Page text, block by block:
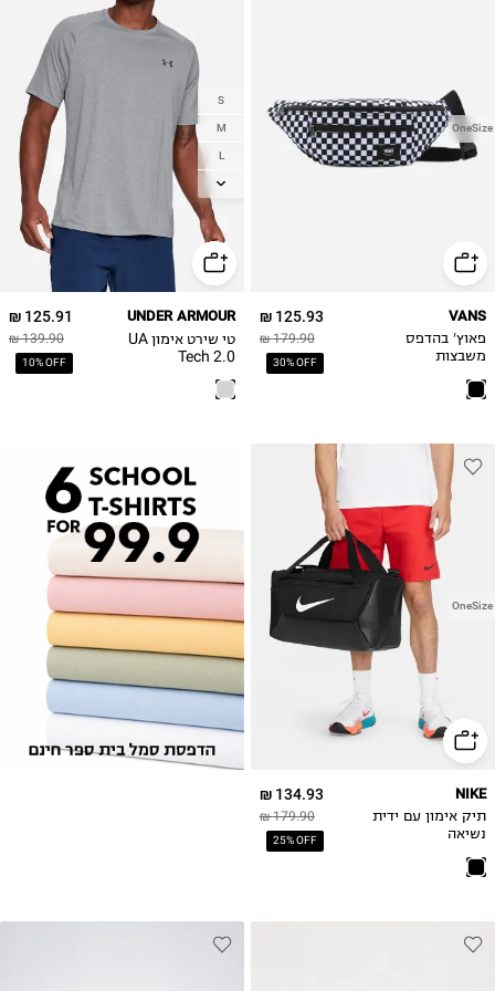
OneSize
125.93 ₪
179.90 ₪
30% OFF
VANS
פאוץ' בהדפס
משבצות
S
M
L
XL
2XL
125.91 ₪
139.90 ₪
10% OFF
UNDER ARMOUR
טי שירט אימון UA
Tech 2.0
OneSize
134.93 ₪
179.90 ₪
25% OFF
NIKE
תיק אימון עם ידית
נשיאה